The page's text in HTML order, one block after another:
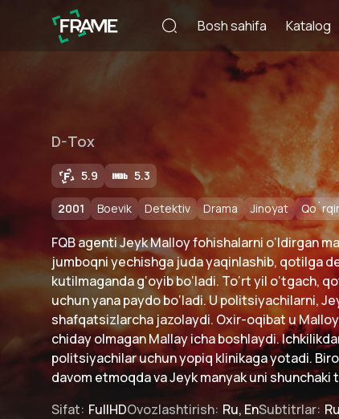
Bosh sahifa Katalog
D-Tox
5.9 5.3
2001 Boevik Detektiv Drama Jinoyat
FQB agenti Jeyk Malloy fohishalarni o‘ldirgan
jumboqni yechishga juda yaqinlashib, qotilga
kutilmaganda g‘oyib bo‘ladi. To‘rt yil o‘tgach,
uchun yana paydo bo‘ladi. U politsiyachilarni,
shafqatsizlarcha jazolaydi. Oxir-oqibat u
chiday olmagan Mallay icha boshlaydi.
politsiyachilar uchun yopiq klinikaga yotadi.
davom etmoqda va Jeyk manyak uni
Sifat: FullHDOvozlashtirish: Ru, EnSubtitrlar: